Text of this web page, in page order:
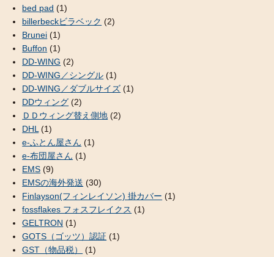
bed pad (1)
billerbeckビラベック (2)
Brunei (1)
Buffon (1)
DD-WING (2)
DD-WING／シングル (1)
DD-WING／ダブルサイズ (1)
DDウィング (2)
ＤＤウィング替え側地 (2)
DHL (1)
e-ふとん屋さん (1)
e-布団屋さん (1)
EMS (9)
EMSの海外発送 (30)
Finlayson(フィンレイソン) 掛カバー (1)
fossflakes フォスフレイクス (1)
GELTRON (1)
GOTS（ゴッツ）認証 (1)
GST（物品税）
(1)